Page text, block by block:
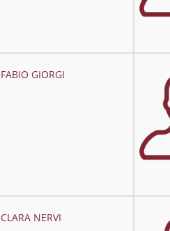
FABIO GIORGI
CLARA NERVI